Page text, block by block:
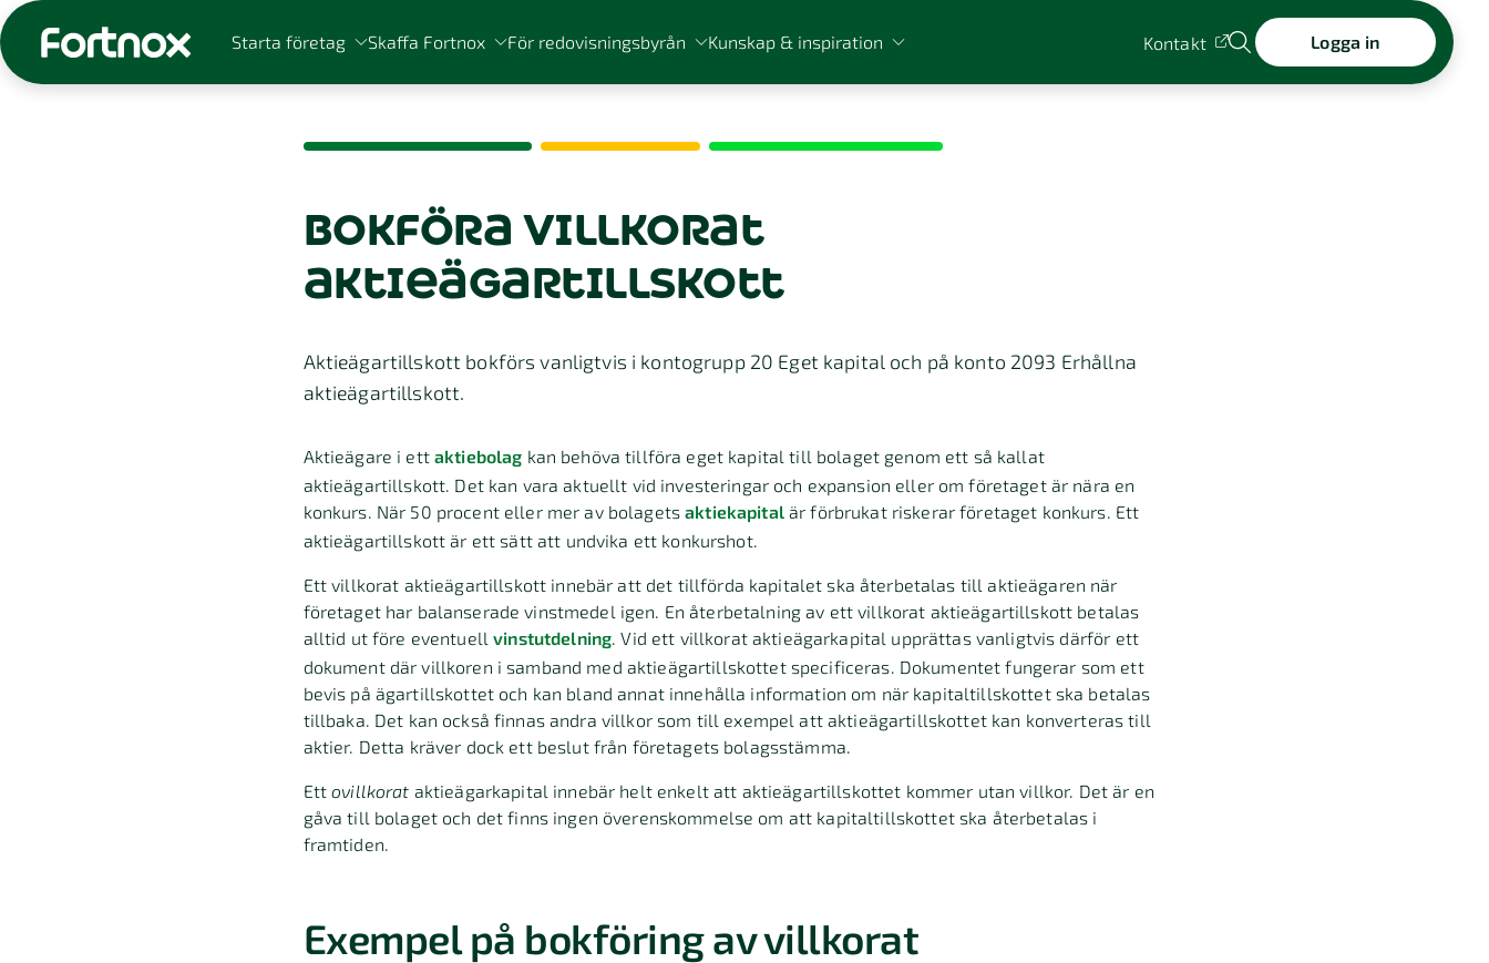
Starta företag Skaffa Fortnox För redovisningsbyrån Kunskap & inspiration Kontakt Logga in
bokföra villkorat
aktieägartillskott
Aktieägartillskott bokförs vanligtvis i kontogrupp 20 Eget kapital och på konto 2093 Erhållna
aktieägartillskott.
Aktieägare i ett aktiebolag kan behöva tillföra eget kapital till bolaget genom ett så kallat
aktieägartillskott. Det kan vara aktuellt vid investeringar och expansion eller om företaget är nära en
konkurs. När 50 procent eller mer av bolagetsaktiekapitalär förbrukat riskerar företaget konkurs. Ett
aktieägartillskott är ett sätt att undvika ett konkurshot.
Ett villkorat aktieägartillskott innebär att det tillförda kapitalet ska återbetalas till aktieägaren när
företaget har balanserade vinstmedel igen. En återbetalning av ett villkorat aktieägartillskott betalas
alltid ut före eventuellvinstutdelning. Vid ett villkorat aktieägarkapital upprättas vanligtvis därför ett
dokument där villkoren i samband med aktieägartillskottet specificeras. Dokumentet fungerar som ett
bevis på ägartillskottet och kan bland annat innehålla information om när kapitaltillskottet ska betalas
tillbaka. Det kan också finnas andra villkor som till exempel att aktieägartillskottet kan konverteras till
aktier. Detta kräver dock ett beslut från företagets bolagsstämma.
Ettovillkorat aktieägarkapital innebär helt enkelt att aktieägartillskottet kommer utan villkor. Det är en
gåva till bolaget och det finns ingen överenskommelse om att kapitaltillskottet ska återbetalas i
framtiden.
Exempel på bokföring av villkorat